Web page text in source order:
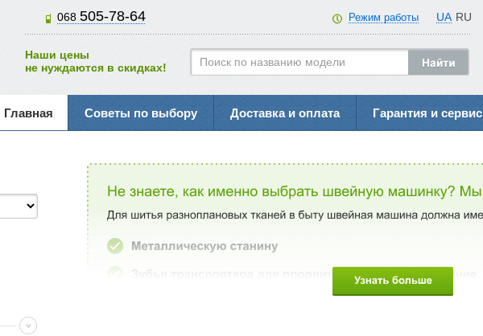
068 505-78-64 UA RU
Режим работы
Наши цены
не нуждаются в скидках!
Главная Советы по выбору Доставка и оплата Гарантия и сервис